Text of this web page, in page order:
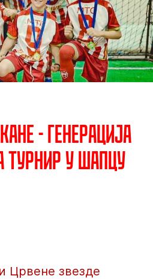
- Генерација
турнир у Шапцу
Црвене звезде